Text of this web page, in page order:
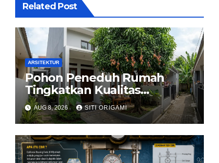
Related Post
ARSITEKTUR
Pohon Peneduh Rumah
Tingkatkan Kualitas
Arsitektur Hunian
AUG 8, 2026 SITI ORIGAMI